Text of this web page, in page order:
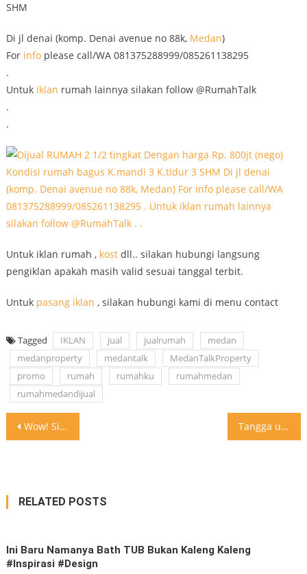
SHM
Di jl denai (komp. Denai avenue no 88k, Medan)
For infoplease call/WA 081375288999/085261138295
.
Untuk iklan rumah lainnya silakan follow @RumahTalk
.
.
Untuk iklan rumah , kostdll.. silakan hubungi langsung
pengiklan apakah masih valid sesuai tanggal terbit.
Untuk pasang iklan , silakan hubungi kami di menu contact
Tagged IKLAN jual jualrumah
medan
medanproperty
medantalk
MedanTalkProperty
promo
rumah rumahku
rumahmedan
rumahmedandijual
Post
Wow! Siapa mau nih! Wastafel otomatis yang cerdas #inspirasi #design Tangga unik
RELATED POSTS
Ini Baru Namanya Bath TUB Bukan Kaleng Kaleng
#inspirasi #design